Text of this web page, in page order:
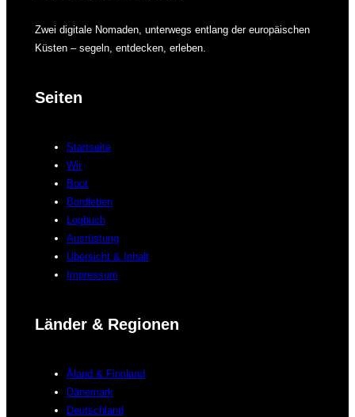
Zwei digitale Nomaden, unterwegs entlang der europäischen
Küsten – segeln, entdecken, erleben.
Seiten
Startseite
Wir
Boot
Bordleben
Logbuch
Ausrüstung
Übersicht & Inhalt
Impressum
Länder & Regionen
Åland & Finnland
Dänemark
Deutschland